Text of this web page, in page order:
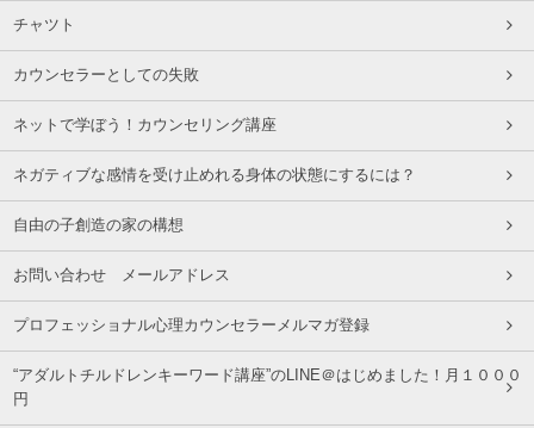
チャツト
カウンセラーとしての失敗
ネットで学ぼう！カウンセリング講座
ネガティブな感情を受け止めれる身体の状態にするには？
自由の子創造の家の構想
お問い合わせ メールアドレス
プロフェッショナル心理カウンセラーメルマガ登録
“アダルトチルドレンキーワード講座”のLINE＠はじめました！月１０００
円